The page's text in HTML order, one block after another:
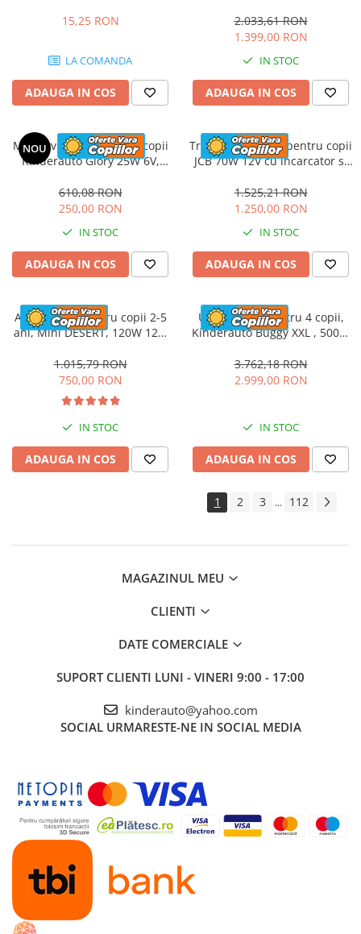
15,25 RON
LA COMANDA
ADAUGA IN COS
2.033,61 RON
1.399,00 RON
IN STOC
ADAUGA IN COS
NOU
Mini atv electric pentru copii
Kinderauto Glory 25W 6V,
610,08 RON
250,00 RON
IN STOC
ADAUGA IN COS
Tractoras electric pentru copii
JCB 70W 12V cu incarcator si
Galbena
1.525,21 RON
1.250,00 RON
IN STOC
ADAUGA IN COS
ATV electric pentru copii 2-5
ani, Mini DESERT, 120W 12V,
albastru
1.015,79 RON
750,00 RON
IN STOC
ADAUGA IN COS
UTV electric pentru 4 copii,
Kinderauto Buggy XXL , 500W
3.762,18 RON
2.999,00 RON
IN STOC
ADAUGA IN COS
1 2 3 ... 112
MAGAZINUL MEU
CLIENTI
DATE COMERCIALE
SUPORT CLIENTI LUNI - VINERI 9:00 - 17:00
kinderauto@yahoo.com
SOCIAL URMARESTE-NE IN SOCIAL MEDIA